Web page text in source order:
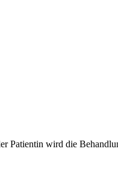
wird die